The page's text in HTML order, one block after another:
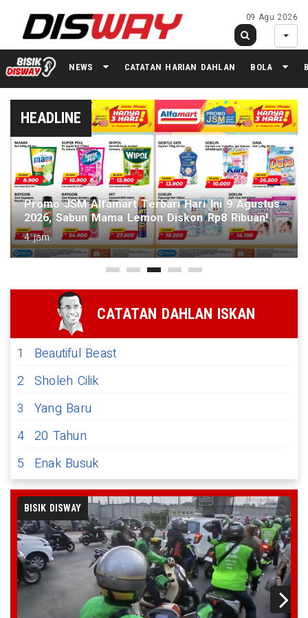
09 Agu 2026
NEWS CATATAN HARIAN DAHLAN BOLA
HEADLINE
Piala AFF 2026 Gagal Total, Skuad Garuda Kini
Siapkan Kekuatan Terbaik untuk FIFA ASEAN
Cup
5 jam
CATATAN DAHLAN ISKAN
1
Beautiful Beast
2 Sholeh Cilik
3
Yang Baru
4 20 Tahun
5
Enak Busuk
BISIK DISWAY